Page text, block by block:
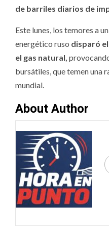
de barriles diarios de
Este lunes, los temores a
energético ruso disparó
el gas natural,
bursátiles, que temen una
mundial.
About Author